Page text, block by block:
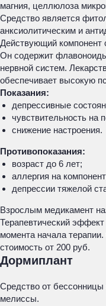
магния, целлюлоза
Средство является
анксиолитическим и
Действующий компонент
Он содержит
нервной систем.
обеспечивает высокую
Показания:
депрессивные
чувствительность на
снижение настроения.
Противопоказания:
возраст до 6 лет;
аллергия на
депрессии тяжелой
Взрослым медикамент
Терапевтический
момента начала
стоимость от 200 руб.
Дормиплант
Средство от
мелиссы.